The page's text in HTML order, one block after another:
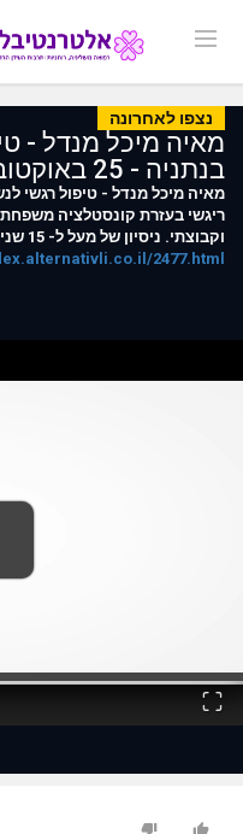
נצפו לאחרונה
מאיה מיכל מנדל -
בנתניה - 25 באוקטובר 2023
מאיה מיכל מנדל - טיפול רגשי
ריגשי בעזרת קונסטלציה
וקבוצתי. ניסיון של מעל ל- 15 שנים כמטפלת רגשית
2477.html
Fullscreen